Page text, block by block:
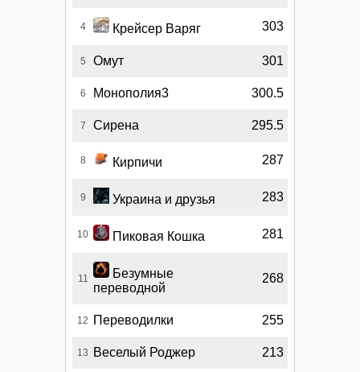
4 Крейсер Варяг 303
5 Омут 301
6 Монополия3 300.5
7 Сирена 295.5
8 Кирпичи 287
9 Украина и друзья 283
10 Пиковая Кошка 281
11
Безумные
переводной
268
12 Переводилки 255
13 Веселый Роджер 213